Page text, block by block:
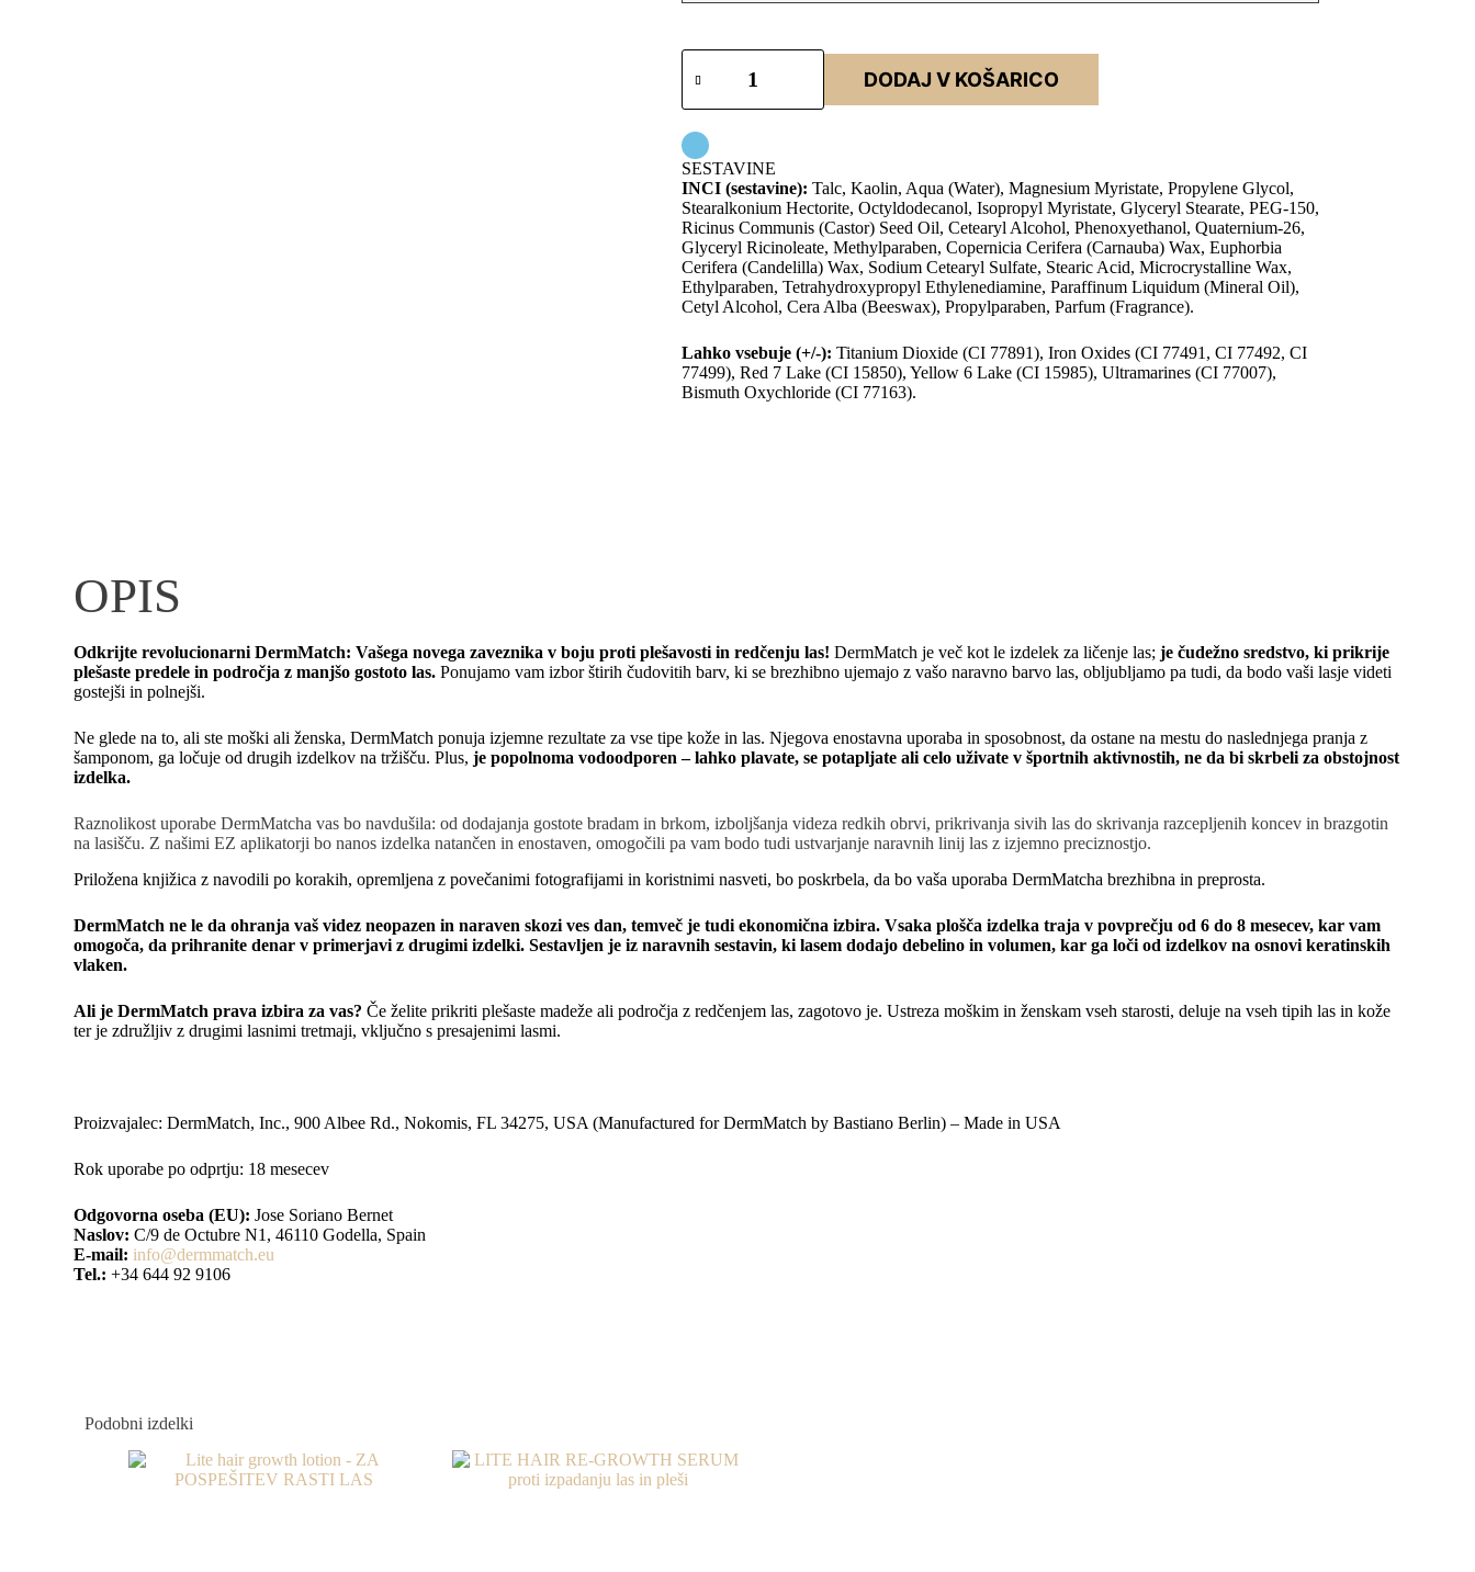
DODAJ V KOŠARICO
SESTAVINE
INCI (sestavine): Talc, Kaolin, Aqua (Water), Magnesium Myristate, Propylene Glycol,
Stearalkonium Hectorite, Octyldodecanol, Isopropyl Myristate, Glyceryl Stearate, PEG-150,
Ricinus Communis (Castor) Seed Oil, Cetearyl Alcohol, Phenoxyethanol, Quaternium-26,
Glyceryl Ricinoleate, Methylparaben, Copernicia Cerifera (Carnauba) Wax, Euphorbia
Cerifera (Candelilla) Wax, Sodium Cetearyl Sulfate, Stearic Acid, Microcrystalline Wax,
Ethylparaben, Tetrahydroxypropyl Ethylenediamine, Paraffinum Liquidum (Mineral Oil),
Cetyl Alcohol, Cera Alba (Beeswax), Propylparaben, Parfum (Fragrance).
Lahko vsebuje (+/-): Titanium Dioxide (CI 77891), Iron Oxides (CI 77491, CI 77492, CI
77499), Red 7 Lake (CI 15850), Yellow 6 Lake (CI 15985), Ultramarines (CI 77007),
Bismuth Oxychloride (CI 77163).
OPIS
Odkrijte revolucionarni DermMatch: Vašega novega zaveznika v boju proti plešavosti in redčenju las! DermMatch je več kot le izdelek za ličenje las;je čudežno sredstvo, ki prikrije
plešaste predele in področja z manjšo gostoto las. Ponujamo vam izbor štirih čudovitih barv, ki se brezhibno ujemajo z vašo naravno barvo las, obljubljamo pa tudi, da bodo vaši lasje videti
gostejši in polnejši.
Ne glede na to, ali ste moški ali ženska, DermMatch ponuja izjemne rezultate za vse tipe kože in las. Njegova enostavna uporaba in sposobnost, da ostane na mestu do naslednjega pranja z
šamponom, ga ločuje od drugih izdelkov na tržišču. Plus,je popolnoma vodoodporen – lahko plavate, se potapljate ali celo uživate v športnih aktivnostih, ne da bi skrbeli za obstojnost
izdelka.
Raznolikost uporabe DermMatcha vas bo navdušila: od dodajanja gostote bradam in brkom, izboljšanja videza redkih obrvi, prikrivanja sivih las do skrivanja razcepljenih koncev in brazgotin
na lasišču. Z našimi EZ aplikatorji bo nanos izdelka natančen in enostaven, omogočili pa vam bodo tudi ustvarjanje naravnih linij las z izjemno preciznostjo.
Priložena knjižica z navodili po korakih, opremljena z povečanimi fotografijami in koristnimi nasveti, bo poskrbela, da bo vaša uporaba DermMatcha brezhibna in preprosta.
DermMatch ne le da ohranja vaš videz neopazen in naraven skozi ves dan, temveč je tudi ekonomična izbira. Vsaka plošča izdelka traja v povprečju od 6 do 8 mesecev, kar vam
omogoča, da prihranite denar v primerjavi z drugimi izdelki. Sestavljen je iz naravnih sestavin, ki lasem dodajo debelino in volumen, kar ga loči od izdelkov na osnovi keratinskih
vlaken.
Ali je DermMatch prava izbira za vas? Če želite prikriti plešaste madeže ali področja z redčenjem las, zagotovo je. Ustreza moškim in ženskam vseh starosti, deluje na vseh tipih las in kože
ter je združljiv z drugimi lasnimi tretmaji, vključno s presajenimi lasmi.
Proizvajalec: DermMatch, Inc., 900 Albee Rd., Nokomis, FL 34275, USA (Manufactured for DermMatch by Bastiano Berlin) – Made in USA
Rok uporabe po odprtju: 18 mesecev
Odgovorna oseba (EU): Jose Soriano Bernet
Naslov: C/9 de Octubre N1, 46110 Godella, Spain
E-mail: info@dermmatch.eu
Tel.: +34 644 92 9106
Podobni izdelki